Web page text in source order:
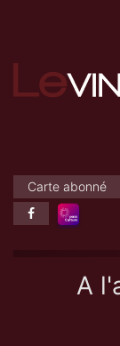
Carte abonné
A